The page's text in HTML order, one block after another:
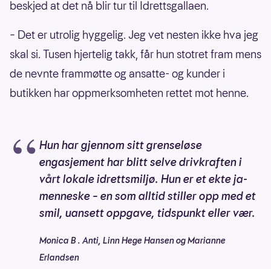
beskjed at det nå blir tur til Idrettsgallaen.
– Det er utrolig hyggelig. Jeg vet nesten ikke hva jeg
skal si. Tusen hjertelig takk, får hun stotret fram mens
de nevnte frammøtte og ansatte- og kunder i
butikken har oppmerksomheten rettet mot henne.
Hun har gjennom sitt grenseløse
engasjement har blitt selve drivkraften i
vårt lokale idrettsmiljø. Hun er et ekte ja-
menneske – en som alltid stiller opp med et
smil, uansett oppgave, tidspunkt eller vær.
Monica B . Anti, Linn Hege Hansen og Marianne
Erlandsen